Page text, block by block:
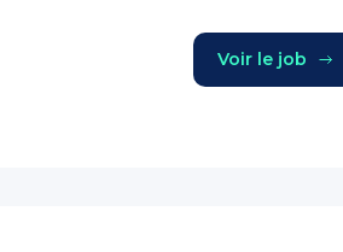
Voir le job